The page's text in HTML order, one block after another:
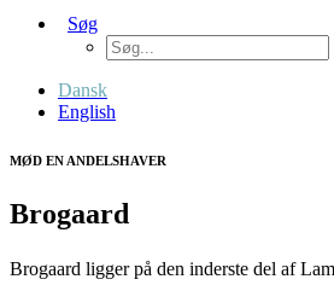
Søg
Dansk
English
MØD EN ANDELSHAVER
Brogaard
Brogaard ligger på den inderste del af